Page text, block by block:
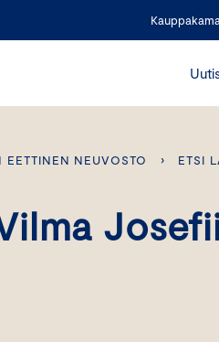
EETTINEN NEUVOSTO › ETSI